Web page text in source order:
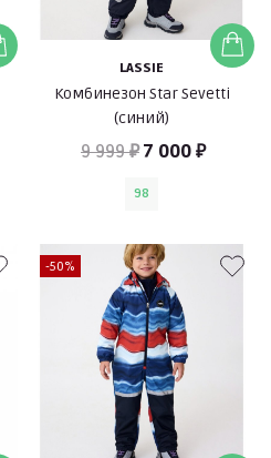
LASSIE
Комбинезон Star Sevetti
(синий)
9 999 ₽ 7 000 ₽
98
-50%